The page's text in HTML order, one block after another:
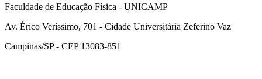
Faculdade de Educação Física - UNICAMP
Av. Érico Veríssimo, 701 - Cidade Universitária Zeferino Vaz
Campinas/SP - CEP 13083-851